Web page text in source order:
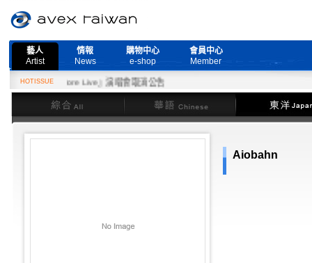
藝人
Artist
情報
News
購物中心
e-shop
會員中心
Member
HOTISSUE
More Live』演唱會取消公告
綜合
華語 東洋
Aiobahn